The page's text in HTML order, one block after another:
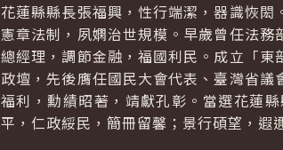
花蓮縣縣長張福興，性行端潔，器識恢
憲章法制，夙嫻治世規模。早歲曾任法
總經理，調節金融，福國利民。成立「
政壇，先後膺任國民大會代表、臺灣省
福利，勳績昭著，靖獻孔彰。當選花蓮
平，仁政綏民，簡冊留馨；景行碩望，遐